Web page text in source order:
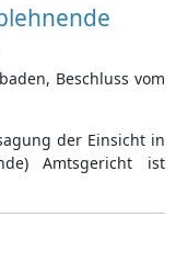
Beschluss vom
der Einsicht in
Amtsgericht ist